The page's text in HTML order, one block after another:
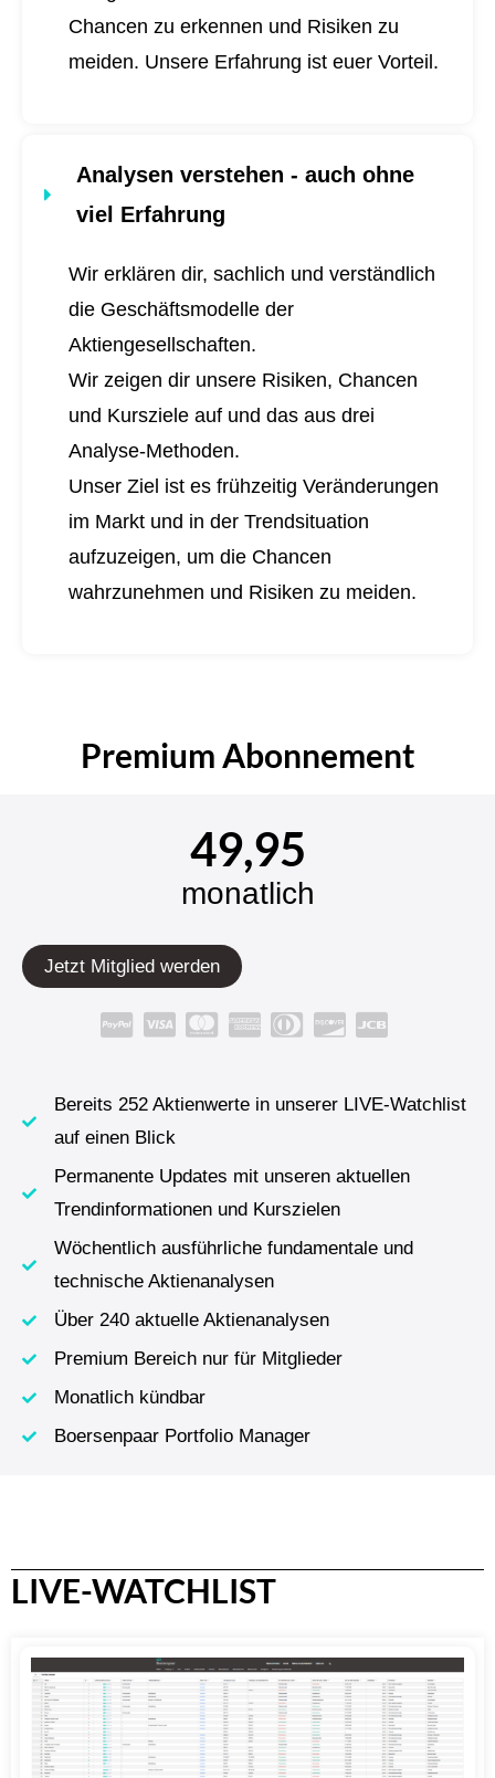
Chancen zu erkennen und Risiken zu
meiden. Unsere Erfahrung ist euer Vorteil.
Analysen verstehen - auch ohne
viel Erfahrung
Wir erklären dir, sachlich und verständlich
die Geschäftsmodelle der
Aktiengesellschaften.
Wir zeigen dir unsere Risiken, Chancen
und Kursziele auf und das aus drei
Analyse-Methoden.
Unser Ziel ist es frühzeitig Veränderungen
im Markt und in der Trendsituation
aufzuzeigen, um die Chancen
wahrzunehmen und Risiken zu meiden.
Premium Abonnement
49,95
monatlich
Jetzt Mitglied werden
Bereits 252 Aktienwerte in unserer LIVE-Watchlist
auf einen Blick
Permanente Updates mit unseren aktuellen
Trendinformationen und Kurszielen
Wöchentlich ausführliche fundamentale und
technische Aktienanalysen
Über 240 aktuelle Aktienanalysen
Premium Bereich nur für Mitglieder
Monatlich kündbar
Boersenpaar Portfolio Manager
LIVE-WATCHLIST